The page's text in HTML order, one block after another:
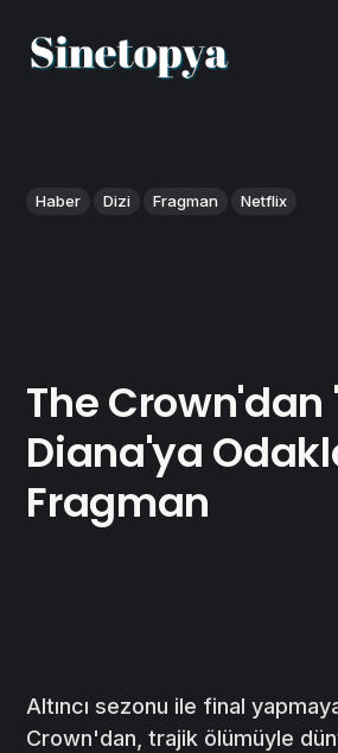
Haber Dizi Fragman Netflix
The Crown'dan
Diana'ya
Fragman
Altıncı sezonu ile final
Crown'dan, trajik ölümüyle